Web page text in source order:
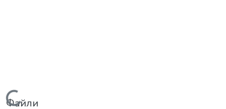
Файли